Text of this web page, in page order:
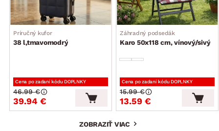
Príručný kufor
38 l,tmavomodrý
Cena po zadaní kódu DOPLNKY
39.94 €
46.99 €
Záhradný podsedák
Karo 50x118 cm, vínový/sivý
Cena po zadaní kódu DOPLNKY
13.59 €
15.99 €
ZOBRAZIŤ VIAC